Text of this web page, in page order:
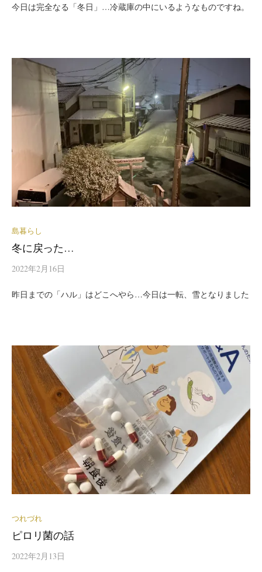
今日は完全なる「冬日」…冷蔵庫の中にいるようなものですね。
島暮らし
冬に戻った…
2022年2月16日
昨日までの「ハル」はどこへやら…今日は一転、雪となりました
つれづれ
ピロリ菌の話
2022年2月13日